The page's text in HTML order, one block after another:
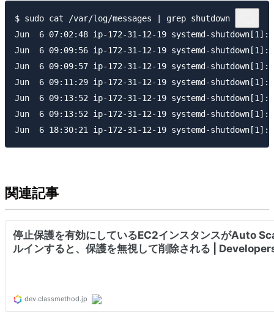
$ sudo cat /var/log/messages | grep shutdown
Jun  6 07:02:48 ip-172-31-12-19 systemd-
Jun  6 09:09:56 ip-172-31-12-19 systemd-
Jun  6 09:09:57 ip-172-31-12-19 systemd-shutdown[1]:
Jun  6 09:11:29 ip-172-31-12-19 systemd-
Jun  6 09:13:52 ip-172-31-12-19 systemd-
Jun  6 09:13:52 ip-172-31-12-19 systemd-shutdown[1]:
関連記事